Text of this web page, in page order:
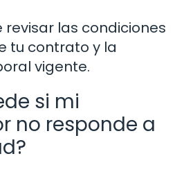
revisar las condiciones
tu contrato y la
vigente.
si mi
no responde a